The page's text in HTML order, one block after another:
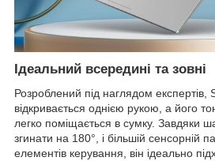
Ідеальний всередині та зовні
Розроблений під наглядом експертів,
відкривається однією рукою, а його
легко поміщається в сумку. Завдяки
згинати на 180°, і більшій сенсорній
елементів керування, він ідеально